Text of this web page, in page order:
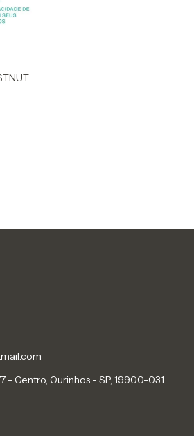
- Centro, Ourinhos - SP, 19900-031